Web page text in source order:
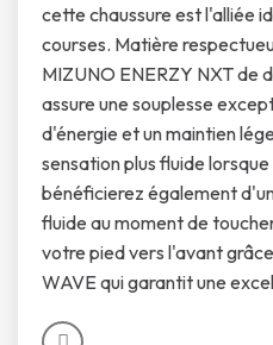
cette chaussure est l'alliée
courses. Matière
MIZUNO ENERZY NXT de
assure une souplesse
d'énergie et un maintien
sensation plus fluide
bénéficierez également
fluide au moment de
votre pied vers l'avant
WAVE qui garantit une